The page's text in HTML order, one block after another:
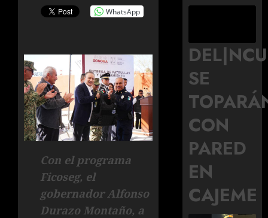
WhatsApp
Con el programa
Ficoseg, el
gobernador Alfonso
Durazo Montaño, a
SE
CON
PARED
EN
CAJEME